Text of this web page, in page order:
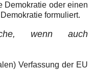
Demokratie oder einen
formuliert.
wenn auch
Verfassung der EU